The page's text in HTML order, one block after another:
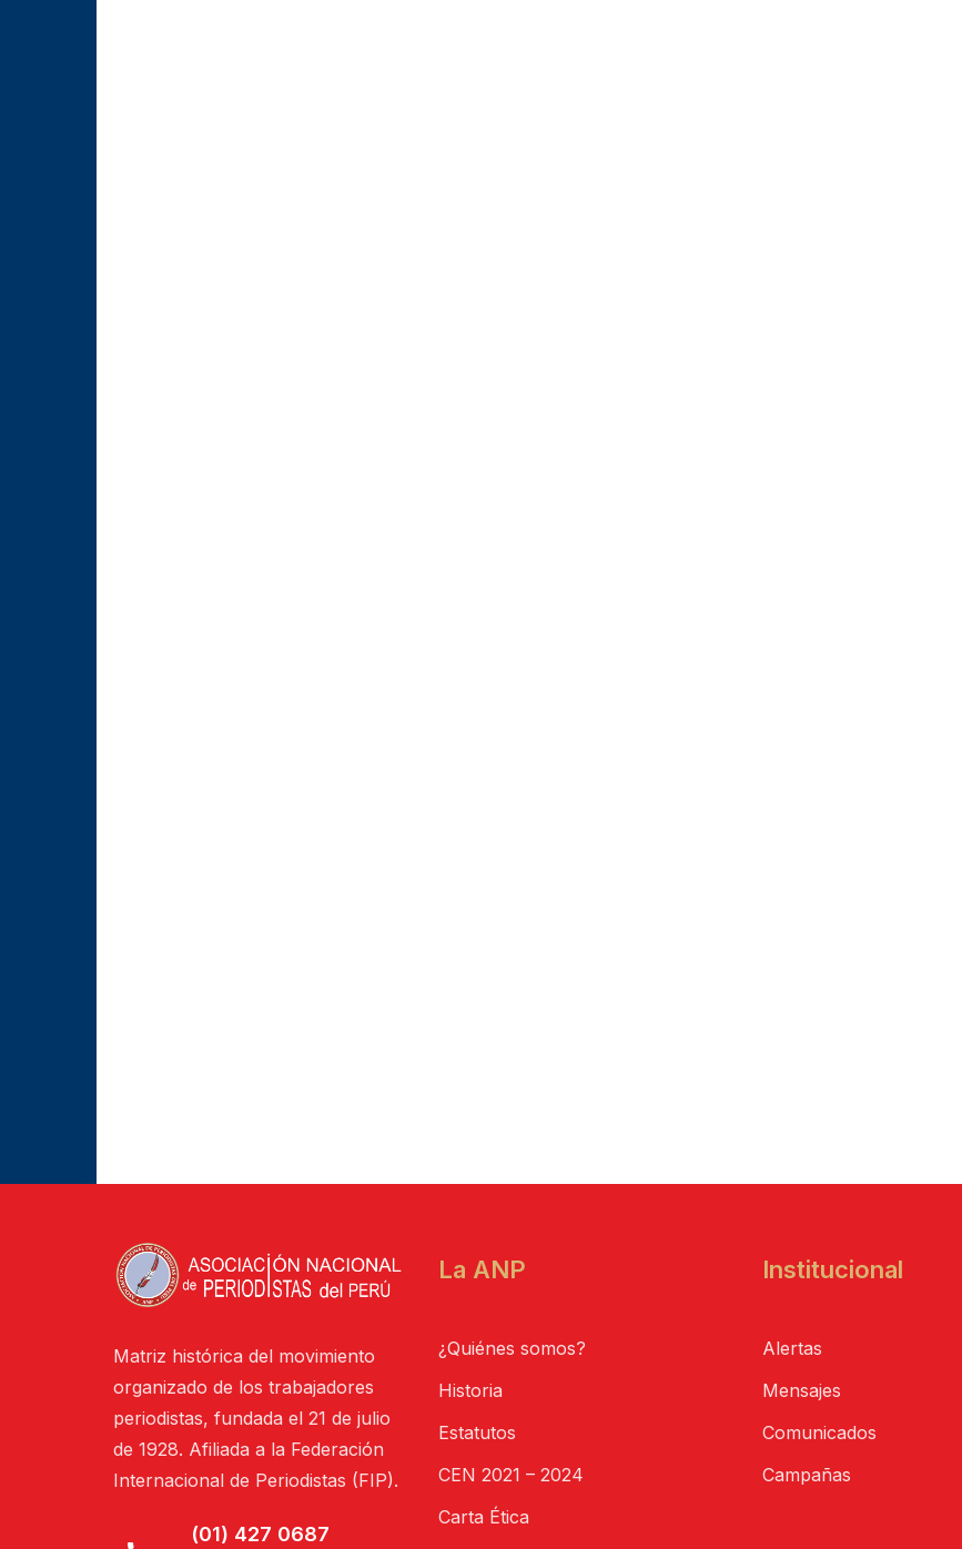
Matriz histórica del movimiento
organizado de los trabajadores
periodistas, fundada el 21 de julio
de 1928. Afiliada a la Federación
Internacional de Periodistas (FIP).
(01) 427 0687
La ANP
¿Quiénes somos?
Historia
Estatutos
CEN 2021 – 2024
Carta Ética
Institucional
Alertas
Mensajes
Comunicados
Campañas